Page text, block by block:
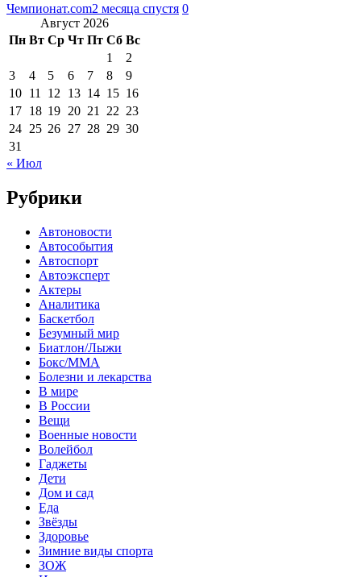
Чемпионат.com2 месяца спустя 0
Август 2026
Пн Вт Ср Чт Пт Сб Вс
1
2
3
4 5 6 7 8
9
10 11 12 13 14 15 16
17 18 19 20 21 22 23
24 25 26 27 28 29 30
31
« Июл
Рубрики
Автоновости
Автособытия
Автоспорт
Автоэксперт
Актеры
Аналитика
Баскетбол
Безумный мир
Биатлон/Лыжи
Бокс/MMA
Болезни и лекарства
В мире
В России
Вещи
Военные новости
Волейбол
Гаджеты
Дети
Дом и сад
Еда
Звёзды
Здоровье
Зимние виды спорта
ЗОЖ